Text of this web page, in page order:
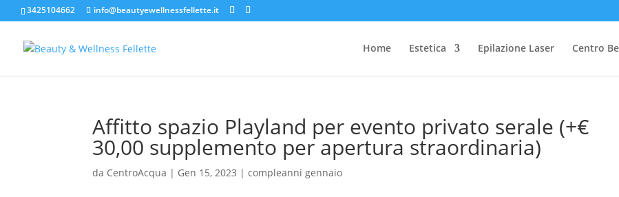
3425104662 info@beautyewellnessfellette.it
Home Estetica Epilazione Laser Centro
Affitto spazio Playland per evento privato serale (+€
30,00 supplemento per apertura straordinaria)
da CentroAcqua | Gen 15, 2023 |compleanni gennaio